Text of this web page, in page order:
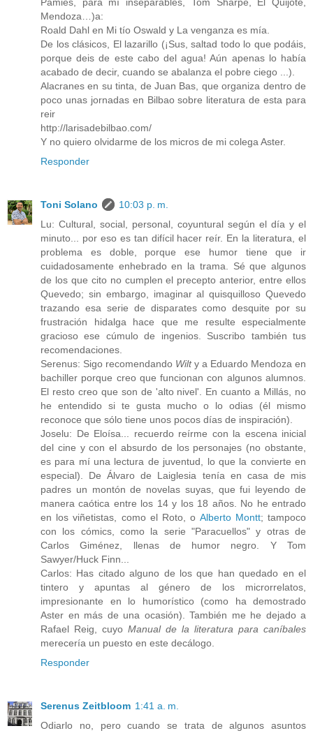
Pamies, para mí inseparables, Tom Sharpe, El Quijote,
Mendoza…)a:
Roald Dahl en Mi tío Oswald y La venganza es mía.
De los clásicos, El lazarillo (¡Sus, saltad todo lo que podáis,
porque deis de este cabo del agua! Aún apenas lo había
acabado de decir, cuando se abalanza el pobre ciego ...).
Alacranes en su tinta, de Juan Bas, que organiza dentro de
poco unas jornadas en Bilbao sobre literatura de esta para
reir
http://larisadebilbao.com/
Y no quiero olvidarme de los micros de mi colega Aster.
Responder
Toni Solano
10:03 p. m.
Lu: Cultural, social, personal, coyuntural según el día y el
minuto... por eso es tan difícil hacer reír. En la literatura, el
problema es doble, porque ese humor tiene que ir
cuidadosamente enhebrado en la trama. Sé que algunos
de los que cito no cumplen el precepto anterior, entre ellos
Quevedo; sin embargo, imaginar al quisquilloso Quevedo
trazando esa serie de disparates como desquite por su
frustración hidalga hace que me resulte especialmente
gracioso ese cúmulo de ingenios. Suscribo también tus
recomendaciones.
Serenus: Sigo recomendando Wilty a Eduardo Mendoza en
bachiller porque creo que funcionan con algunos alumnos.
El resto creo que son de 'alto nivel'. En cuanto a Millás, no
he entendido si te gusta mucho o lo odias (él mismo
reconoce que sólo tiene unos pocos días de inspiración).
Joselu: De Eloísa... recuerdo reírme con la escena inicial
del cine y con el absurdo de los personajes (no obstante,
es para mí una lectura de juventud, lo que la convierte en
especial). De Álvaro de Laiglesia tenía en casa de mis
padres un montón de novelas suyas, que fui leyendo de
manera caótica entre los 14 y los 18 años. No he entrado
en los viñetistas, como el Roto, o Alberto Montt; tampoco
con los cómics, como la serie "Paracuellos" y otras de
Carlos Giménez, llenas de humor negro. Y Tom
Sawyer/Huck Finn...
Carlos: Has citado alguno de los que han quedado en el
tintero y apuntas al género de los microrrelatos,
impresionante en lo humorístico (como ha demostrado
Aster en más de una ocasión). También me he dejado a
Rafael Reig, cuyo Manual de la literatura para caníbales
merecería un puesto en este decálogo.
Responder
Serenus Zeitbloom 1:41 a. m.
Odiarlo no, pero cuando se trata de algunos asuntos